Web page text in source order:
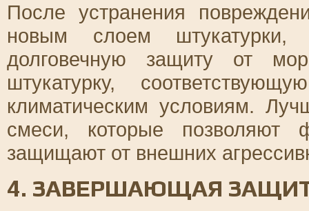
После устранения
новым слоем штукатурки,
долговечную защиту от
штукатурку,
климатическим условиям.
смеси, которые
защищают от внешних
4. ЗАВЕРШАЮЩАЯ